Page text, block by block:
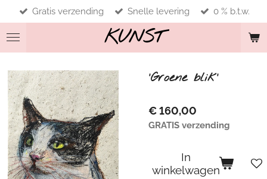
direct
naar
de
KUNST
Gratis verzending Snelle levering 0 % b.t.w.
'Groene blik'
€ 160,00
GRATIS verzending
In
winkelwagen